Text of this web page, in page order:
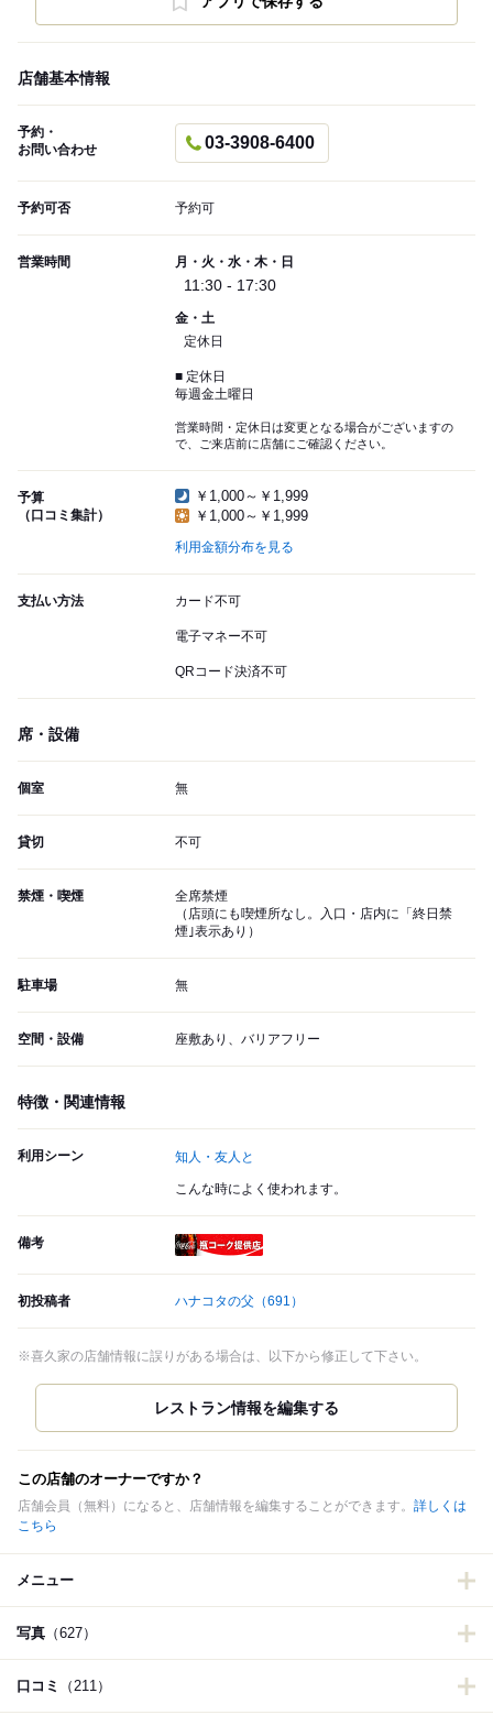
店舗基本情報
予約・
お問い合わせ
03-3908-6400
予約可否 予約可
営業時間 月・火・水・木・日
11:30 - 17:30
金・土
定休日
■ 定休日
毎週金土曜日
営業時間・定休日は変更となる場合がございますの
で、ご来店前に店舗にご確認ください。
予算
（口コミ集計）
￥1,000～￥1,999
￥1,000～￥1,999
利用金額分布を見る
支払い方法 カード不可
電子マネー不可
QRコード決済不可
席・設備
個室 無
貸切 不可
禁煙・喫煙
全席禁煙
（店頭にも喫煙所なし。入口・店内に「終日禁
煙｣表示あり）
駐車場 無
空間・設備 座敷あり、バリアフリー
特徴・関連情報
利用シーン 知人・友人と
こんな時によく使われます。
備考
初投稿者 ハナコタの父 （691）
※喜久家の店舗情報に誤りがある場合は、以下から修正して下さい。
この店舗のオーナーですか？
店舗会員（無料）になると、店舗情報を編集することができます。 詳しくは
こちら
メニュー
写真 （627）
口コミ （211）